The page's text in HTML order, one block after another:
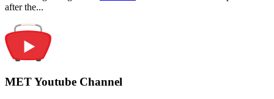
after the...
MET Youtube Channel